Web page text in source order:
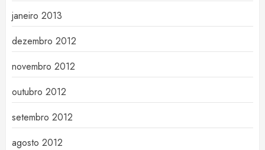
janeiro 2013
dezembro 2012
novembro 2012
outubro 2012
setembro 2012
agosto 2012